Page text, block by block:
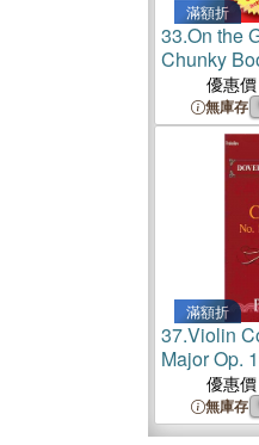
滿額折
33.On the
Chunky
優惠價
無庫存
滿額折
37.Violin
Major Op.
Dover優惠價
無庫存